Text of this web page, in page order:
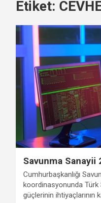
Etiket:
Savunma Sanayii
Cumhurbaşkanlığı
koordinasyonunda Türk
güçlerinin ihtiyaçlarının